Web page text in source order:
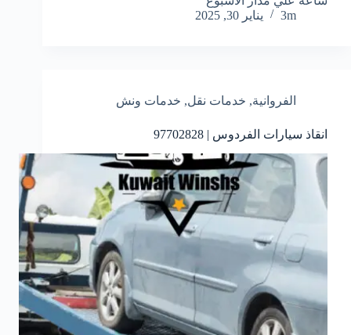
3m
يناير 30, 2025
الفروانية, خدمات نقل, خدمات ونش
انقاذ سيارات الفردوس | 97702828